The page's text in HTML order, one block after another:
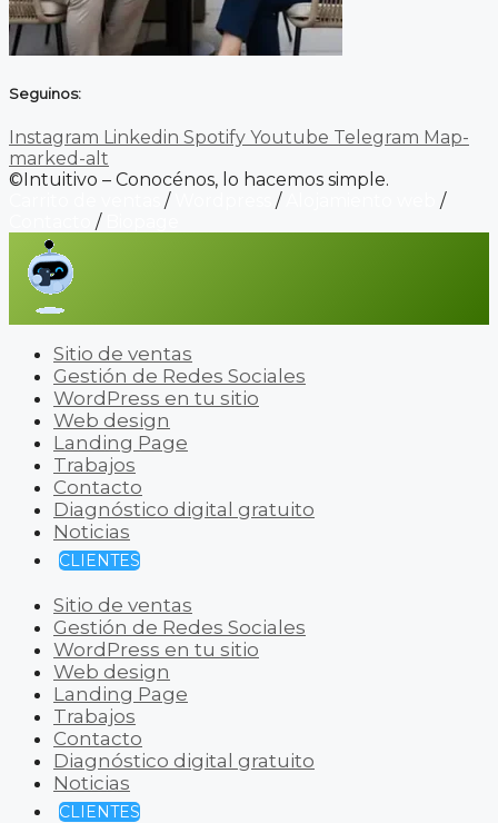
Seguinos:
Instagram Linkedin Spotify Youtube Telegram Map-
marked-alt
©Intuitivo – Conocénos, lo hacemos simple.
/ /
/
/
Sitio de ventas
Gestión de Redes Sociales
WordPress en tu sitio
Web design
Landing Page
Trabajos
Contacto
Diagnóstico digital gratuito
Noticias
CLIENTES
Sitio de ventas
Gestión de Redes Sociales
WordPress en tu sitio
Web design
Landing Page
Trabajos
Contacto
Diagnóstico digital gratuito
Noticias
CLIENTES